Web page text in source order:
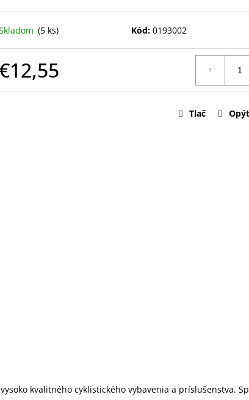
(5 ks) Kód: 0193002
Tlač
kvalitného cyklistického vybavenia a príslušenstva.